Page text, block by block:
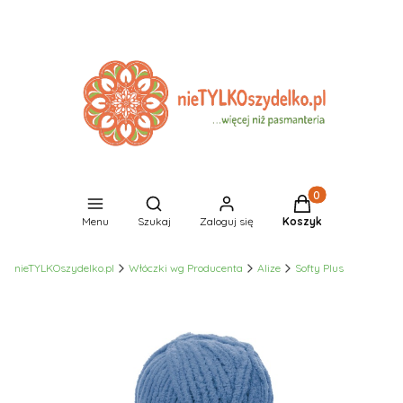
Menu
Otwórz wyszukiwarkę
Szukaj Zaloguj się
Produkty w
Koszyk
nieTYLKOszydelko.pl Włóczki wg Producenta Alize Softy Plus